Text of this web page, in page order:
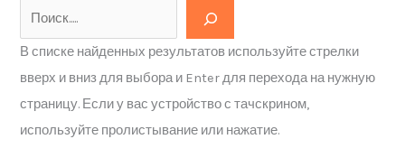
В списке найденных результатов используйте стрелки
вверх и вниз для выбора и Enter для перехода на нужную
страницу. Если у вас устройство с тачскрином,
используйте пролистывание или нажатие.